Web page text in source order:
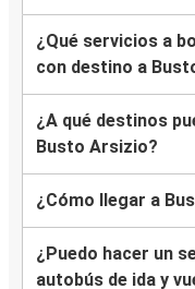
¿Qué servicios a
con destino a
¿A qué destinos
Busto Arsizio?
¿Cómo llegar a
¿Puedo hacer un
autobús de ida y